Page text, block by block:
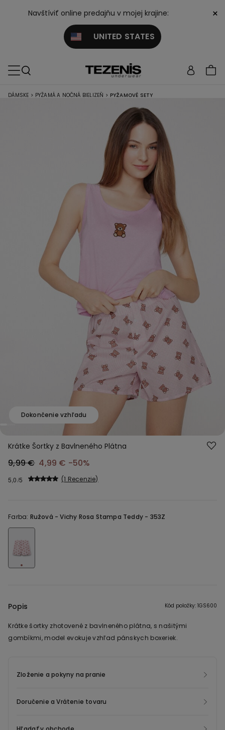
Navštíviť online predajňu v mojej krajine:
UNITED STATES
×
DÁMSKE > PYŽAMÁ A NOČNÁ BIELIZEŇ > PYŽAMOVÉ SETY
Dokončenie vzhľadu
Krátke Šortky z Bavlneného Plátna
9,99 € 4,99 € -50%
5,0 1 Recenzie
Farba: Ružová -Vichy Rosa Stampa Teddy - 353Z
Popis Kód položky: 1GS600
Krátke šortky zhotovené z bavlneného plátna, s našitými
gombíkmi, model evokuje vzhľad pánskych boxeriek.
Zloženie a pokyny na pranie
Doručenie a Vrátenie tovaru